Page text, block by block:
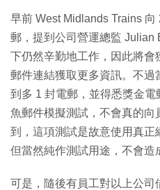
早前 West Midlands Trains
郵，提到公司營運總監 Julian
下仍然辛勤地工作，因此將會
郵件連結獲取更多資訊。不
到多 1 封電郵，並得悉獎金
魚郵件模擬測試，不會真的
到，這項測試是故意使用真正
但當然純作測試用途，不會造
可是，隨後有員工對以上公